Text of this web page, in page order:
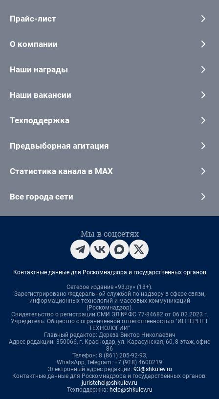
Прайс-лист
О компании
Наши награды
Наши вакансии
Техподдержка
Предвыборная агитация
Статистика канала в MAX
Все города сети
Мы в соцсетях
Контактные данные для Роскомнадзора и государственных органов
Сетевое издание «93.ру» (18+).
Зарегистрировано Федеральной службой по надзору в сфере связи,
информационных технологий и массовых коммуникаций
(Роскомнадзор).
Свидетельство о регистрации СМИ ЭЛ № ФС 77-84682 от 06.02.2023 г.
Учредитель: Общество с ограниченной ответственностью "ИНТЕРНЕТ
ТЕХНОЛОГИИ"
Главный редактор: Дереза Виктор Николаевич
Адрес редакции: 350066, г. Краснодар, ул. Карасунская, 60, 8 этаж, офис
86
Телефон: 8 (861) 205-92-93,
WhatsApp, Telegram: +7 (918) 4600219
Электронный адрес редакции: 93@shkulev.ru
Контактные данные для Роскомнадзора и государственных органов:
juristchel@shkulev.ru
Техподдержка: help@shkulev.ru